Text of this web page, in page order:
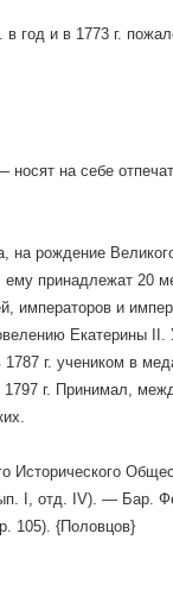
год и в 1773 г.
на себе
рождение
ему принадлежат 20
императоров и
Екатерины II.
г. учеником в
г. Принимал,
Исторического
I, отд. ІV). — Бар.
105). {Половцов}